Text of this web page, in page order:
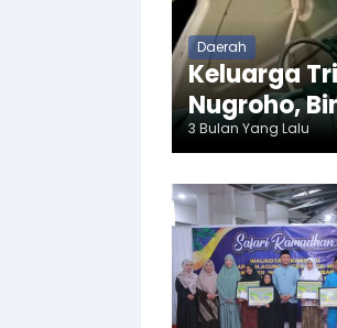
Daerah
Keluarga
Nugroho,
3 Bulan Yang Lalu